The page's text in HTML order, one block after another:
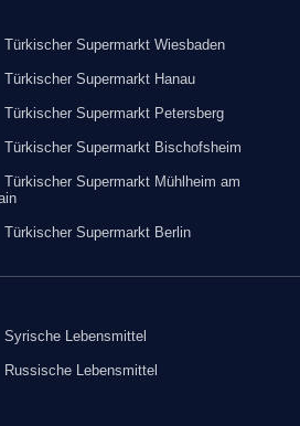
Türkischer Supermarkt Wiesbaden
Türkischer Supermarkt Hanau
Türkischer Supermarkt Petersberg
Türkischer Supermarkt Bischofsheim
Türkischer Supermarkt Mühlheim am
Türkischer Supermarkt Berlin
Syrische Lebensmittel
Russische Lebensmittel